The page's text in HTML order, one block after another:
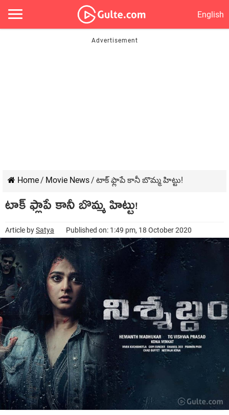
English
Home/ Movie News/ టాక్‍ ఫ్లాపే కానీ బొమ్మ హిట్టు!
టాక్‍ ఫ్లాపే కానీ బొమ్మ హిట్టు!
Article bySatya Published on: 1:49 pm, 18 October 2020